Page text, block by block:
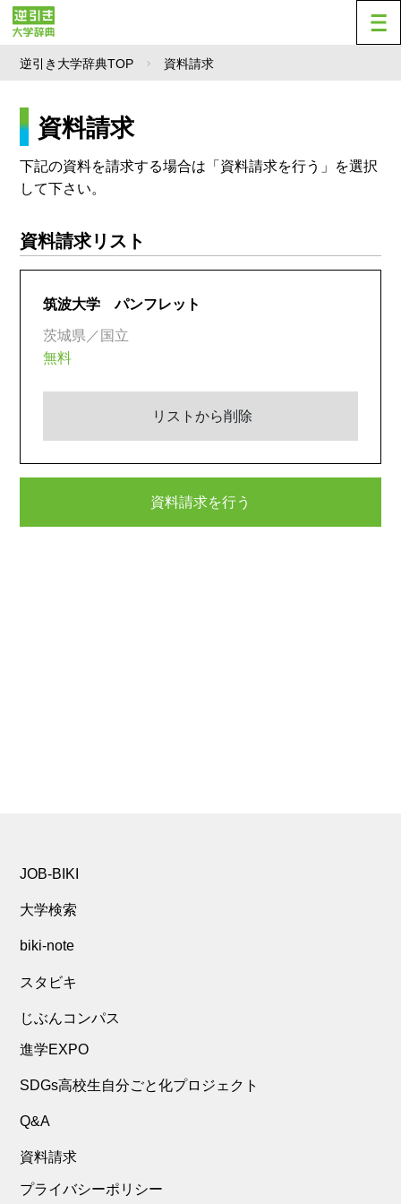
逆引き大学辞典TOP 資料請求
資料請求
下記の資料を請求する場合は「資料請求を行う」を選択
して下さい。
資料請求リスト
筑波大学 パンフレット
茨城県／国立
無料
リストから削除
資料請求を行う
JOB-BIKI
大学検索
biki-note
スタビキ
じぶんコンパス
進学EXPO
SDGs高校生自分ごと化プロジェクト
Q&A
資料請求
プライバシーポリシー